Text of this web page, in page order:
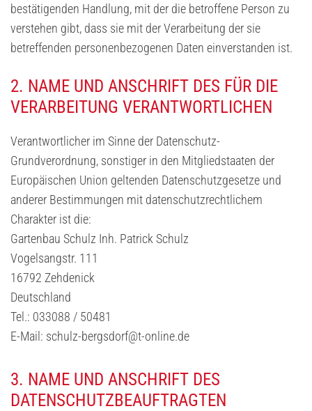
bestätigenden Handlung, mit der die betroffene Person zu
verstehen gibt, dass sie mit der Verarbeitung der sie
betreffenden personenbezogenen Daten einverstanden ist.
2. NAME UND ANSCHRIFT DES FÜR DIE
VERARBEITUNG VERANTWORTLICHEN
Verantwortlicher im Sinne der Datenschutz-
Grundverordnung, sonstiger in den Mitgliedstaaten der
Europäischen Union geltenden Datenschutzgesetze und
anderer Bestimmungen mit datenschutzrechtlichem
Charakter ist die:
Gartenbau Schulz Inh. Patrick Schulz
Vogelsangstr. 111
16792 Zehdenick
Deutschland
Tel.: 033088 / 50481
E-Mail: schulz-bergsdorf@t-online.de
3. NAME UND ANSCHRIFT DES
DATENSCHUTZBEAUFTRAGTEN